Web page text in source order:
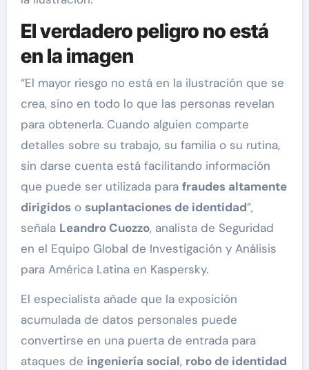
El verdadero peligro no está
en la imagen
“El mayor riesgo no está en la ilustración que se
crea, sino en todo lo que las personas revelan
para obtenerla. Cuando alguien comparte
detalles sobre su trabajo, su familia o su rutina,
sin darse cuenta está facilitando información
que puede ser utilizada para fraudes altamente
dirigidoso suplantaciones de identidad”,
señala Leandro Cuozzo, analista de Seguridad
en el Equipo Global de Investigación y Análisis
para América Latina en Kaspersky.
El especialista añade que la exposición
acumulada de datos personales puede
convertirse en una puerta de entrada para
ataques de ingeniería social, robo de identidad